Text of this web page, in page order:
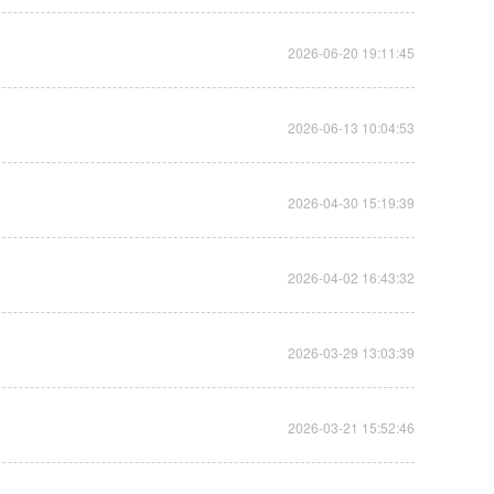
2026-06-20 19:11:45
2026-06-13 10:04:53
2026-04-30 15:19:39
2026-04-02 16:43:32
2026-03-29 13:03:39
2026-03-21 15:52:46